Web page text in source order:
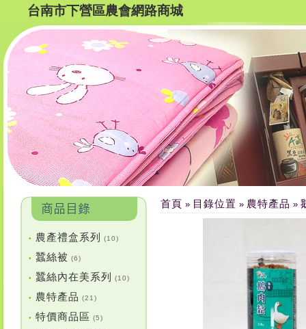
台南市下營區農會網路商城
• 農產禮盒系列 (10)
• 蠶絲被 (6)
• 蠶絲內在美系列 (10)
• 農特產品 (21)
• 特價商品區 (5)
首頁 » 目錄位置 » 農特產品 »